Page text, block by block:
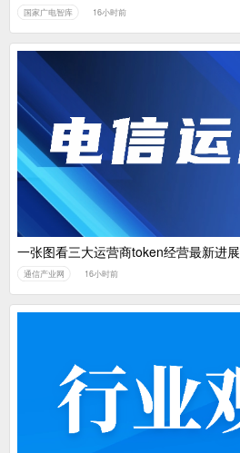
国家广电智库 16小时前
一张图看三大运营商token经营最新进展
通信产业网 16小时前